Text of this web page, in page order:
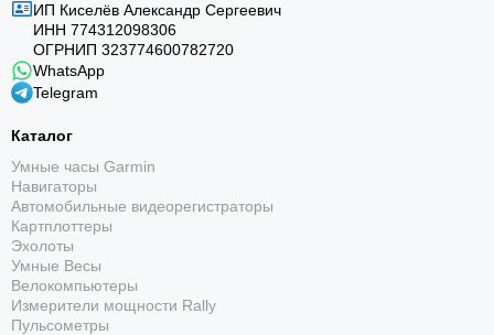
В режиме смарт-часов заявлено до 16 дней, а в
режиме энергосбережения — до 40 дней.
ИП Киселёв Александр Сергеевич
ИНН 774312098306
ОГРНИП 323774600782720
WhatsApp
Telegram
Каталог
Умные часы Garmin
Навигаторы
Автомобильные видеорегистраторы
Картплоттеры
Эхолоты
Умные Весы
Велокомпьютеры
Измерители мощности Rally
Пульсометры